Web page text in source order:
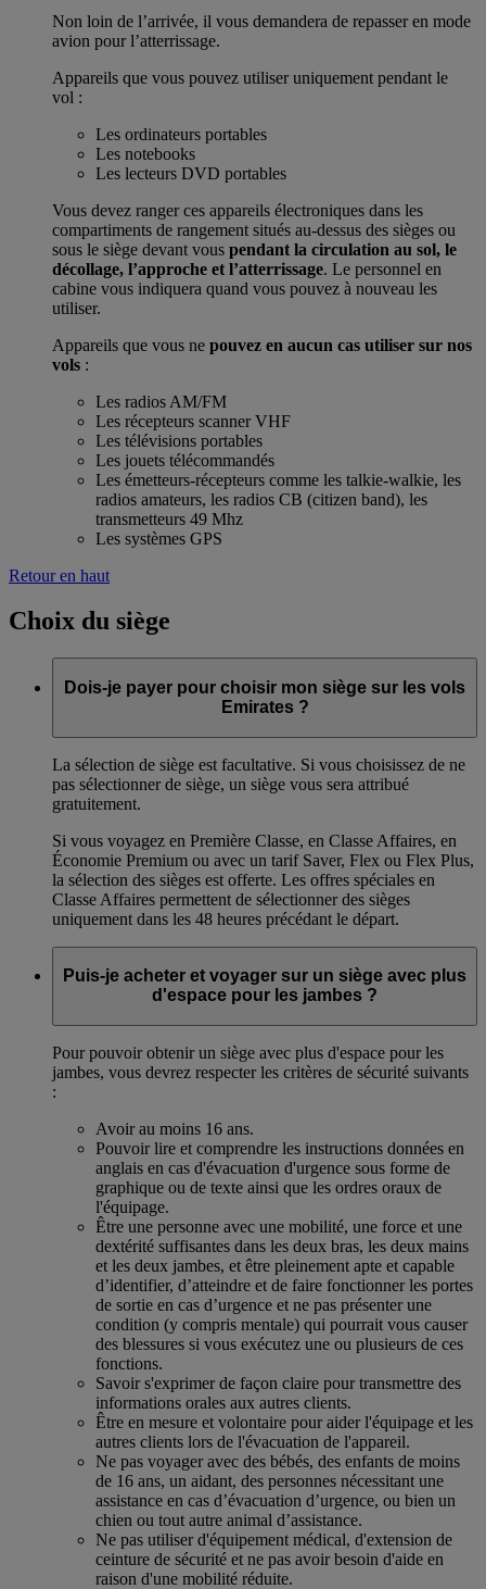
Non loin de l’arrivée, il vous demandera de repasser en mode
avion pour l’atterrissage.
Appareils que vous pouvez utiliser uniquement pendant le
vol :
Les ordinateurs portables
Les notebooks
Les lecteurs DVD portables
Vous devez ranger ces appareils électroniques dans les
compartiments de rangement situés au-dessus des sièges ou
sous le siège devant vous pendant la circulation au sol, le
décollage, l’approche et l’atterrissage. Le personnel en
cabine vous indiquera quand vous pouvez à nouveau les
utiliser.
Appareils que vous ne pouvez en aucun cas utiliser sur nos
vols :
Les radios AM/FM
Les récepteurs scanner VHF
Les télévisions portables
Les jouets télécommandés
Les émetteurs-récepteurs comme les talkie-walkie, les
radios amateurs, les radios CB (citizen band), les
transmetteurs 49 Mhz
Les systèmes GPS
Retour en haut
Choix du siège
Dois-je payer pour choisir mon siège sur les vols
Emirates ?
La sélection de siège est facultative. Si vous choisissez de ne
pas sélectionner de siège, un siège vous sera attribué
gratuitement.
Si vous voyagez en Première Classe, en Classe Affaires, en
Économie Premium ou avec un tarif Saver, Flex ou Flex Plus,
la sélection des sièges est offerte. Les offres spéciales en
Classe Affaires permettent de sélectionner des sièges
uniquement dans les 48 heures précédant le départ.
Puis-je acheter et voyager sur un siège avec plus
d'espace pour les jambes ?
Pour pouvoir obtenir un siège avec plus d'espace pour les
jambes, vous devrez respecter les critères de sécurité suivants
:
Avoir au moins 16 ans.
Pouvoir lire et comprendre les instructions données en
anglais en cas d'évacuation d'urgence sous forme de
graphique ou de texte ainsi que les ordres oraux de
l'équipage.
Être une personne avec une mobilité, une force et une
dextérité suffisantes dans les deux bras, les deux mains
et les deux jambes, et être pleinement apte et capable
d’identifier, d’atteindre et de faire fonctionner les portes
de sortie en cas d’urgence et ne pas présenter une
condition (y compris mentale) qui pourrait vous causer
des blessures si vous exécutez une ou plusieurs de ces
fonctions.
Savoir s'exprimer de façon claire pour transmettre des
informations orales aux autres clients.
Être en mesure et volontaire pour aider l'équipage et les
autres clients lors de l'évacuation de l'appareil.
Ne pas voyager avec des bébés, des enfants de moins
de 16 ans, un aidant, des personnes nécessitant une
assistance en cas d’évacuation d’urgence, ou bien un
chien ou tout autre animal d’assistance.
Ne pas utiliser d'équipement médical, d'extension de
ceinture de sécurité et ne pas avoir besoin d'aide en
raison d'une mobilité réduite.